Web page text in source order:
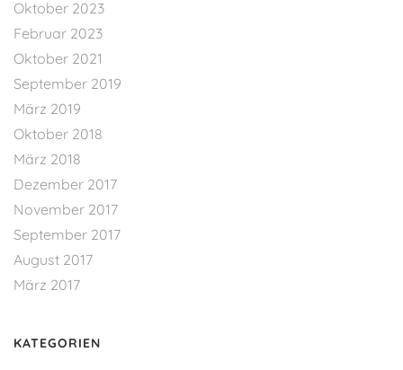
Oktober 2023
Februar 2023
Oktober 2021
September 2019
März 2019
Oktober 2018
März 2018
Dezember 2017
November 2017
September 2017
August 2017
März 2017
KATEGORIEN